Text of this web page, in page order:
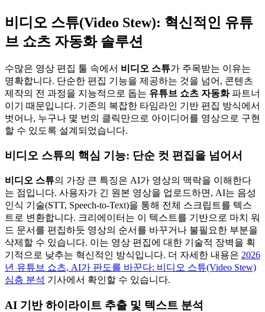
비디오 스튜(Video Stew): 혁신적인 유튜
브 쇼츠 자동화 솔루션
수많은 영상 편집 툴 속에서 비디오 스튜가 주목받는 이유는
명확합니다. 단순한 편집 기능을 제공하는 것을 넘어, 콘텐츠
제작의 전 과정을 지능적으로 돕는 유튜브 쇼츠 자동화파트너
이기 때문입니다. 기존의 복잡한 타임라인 기반 편집 방식에서
벗어나, 누구나 몇 번의 클릭만으로 아이디어를 영상으로 구현
할 수 있도록 설계되었습니다.
비디오 스튜의 핵심 기능: 단순 컷 편집을 넘어서
비디오 스튜의 가장 큰 특징은 AI가 영상의 맥락을 이해한다
는 점입니다. 사용자가 긴 원본 영상을 업로드하면, AI는 음성
인식 기술(STT, Speech-to-Text)을 통해 전체 스크립트를 텍스
트로 변환합니다. 크리에이터는 이 텍스트를 기반으로 마치 워
드 문서를 편집하듯 영상의 순서를 바꾸거나 불필요한 부분을
삭제할 수 있습니다. 이는 영상 편집에 대한 기술적 장벽을 획
기적으로 낮추는 혁신적인 방식입니다. 더 자세한 내용은 2026
년 유튜브 쇼츠, AI가 판도를 바꾼다: 비디오 스튜(Video Stew)
심층 분석 기사에서 확인할 수 있습니다.
AI 기반 하이라이트 추출 및 텍스트 분석